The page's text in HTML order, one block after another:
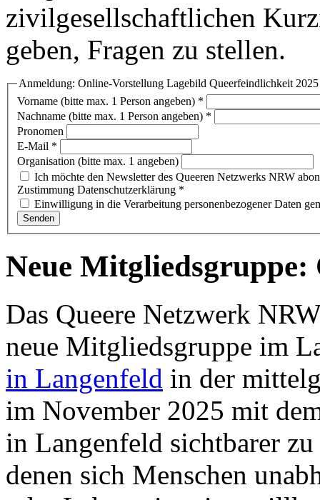
zivilgesellschaftlichen
geben, Fragen zu stellen.
Anmeldung: Online-Vorstellung Lagebild Queerfeindlichkeit 2025
Vorname (bitte max. 1 Person angeben) *
Nachname (bitte max. 1 Person angeben) *
Pronomen
E-Mail *
Organisation (bitte max. 1 angeben)
Ich möchte den Newsletter des Queeren Netzwerks NRW
Zustimmung Datenschutzerklärung *
Einwilligung in die Verarbeitung personenbezogener Daten
Senden
Neue Mitgliedsgruppe:
Das Queere Netzwerk
neue Mitgliedsgruppe im
in Langenfeld in der
im November 2025 mit
in Langenfeld sichtbarer
denen sich Menschen